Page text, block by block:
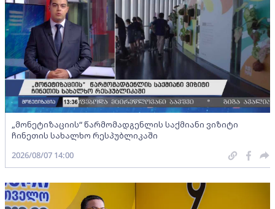
„მონეტიზაციის“ წარმომადგენლის საქმიანი ვიზიტი
ჩინეთის სახალხო რესპუბლიკაში
2026/08/07 14:00